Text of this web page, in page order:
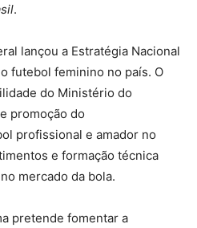
.
lançou a Estratégia Nacional
futebol feminino no país. O
do Ministério do
promoção do
profissional e amador no
e formação técnica
mercado da bola.
pretende fomentar a